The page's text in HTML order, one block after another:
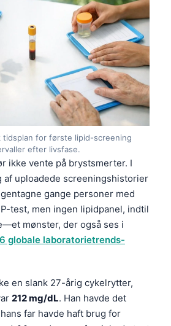
tidsplan for første lipid-screening
efter livsfase.
ikke vente på brystsmerter. I
af uploadede screeningshistorier
gange personer med
test, men ingen lipidpanel, indtil
mønster, der også ses i
globale laboratorietrends-
en slank 27-årig cykelrytter,
212 mg/dL. Han havde det
far havde haft brug for